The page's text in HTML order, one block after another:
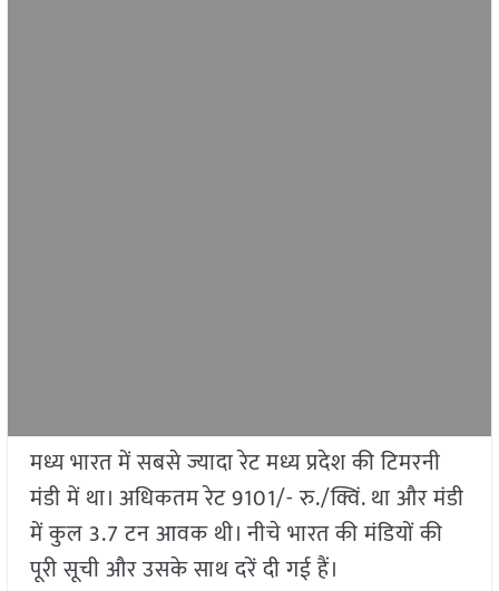
मध्य भारत में सबसे ज्यादा रेट मध्य प्रदेश की टिमरनी
मंडी में था। अधिकतम रेट 9101/- रु./क्विं. था और मंडी
में कुल 3.7 टन आवक थी। नीचे भारत की मंडियों की
पूरी सूची और उसके साथ दरें दी गई हैं।